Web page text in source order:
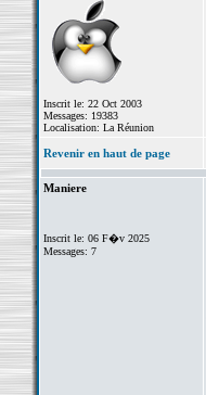
Inscrit le: 22 Oct 2003
Messages: 19383
Localisation: La Réunion
Revenir en haut de page
Maniere
Inscrit le: 06 F�v 2025
Messages: 7